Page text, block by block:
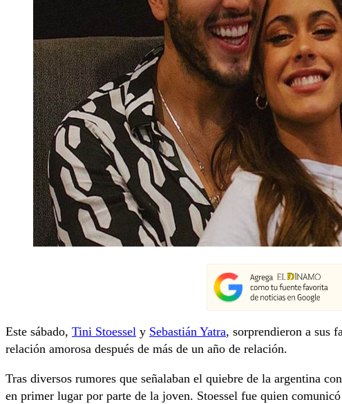
Este sábado, Tini Stoessel y Sebastián Yatra, sorprendieron a sus
relación amorosa después de más de un año de relación.
Tras diversos rumores que señalaban el quiebre de la argentina
en primer lugar por parte de la joven. Stoessel fue quien